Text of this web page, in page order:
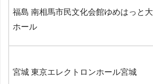
福島 南相馬市民文化会館ゆめはっと大
ホール
宮城 東京エレクトロンホール宮城